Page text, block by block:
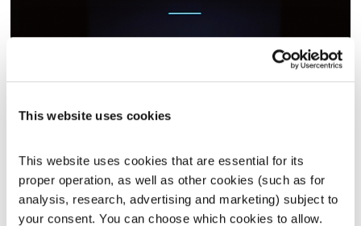
This website uses cookies
This website uses cookies that are essential for its
proper operation, as well as other cookies (such as for
analysis, research, advertising and marketing) subject to
your consent. You can choose which cookies to allow.
רועי נחום
השעה המיוחדת
אסי זיגדון
26.07.17
00:54:23